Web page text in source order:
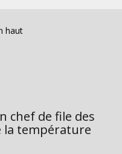
haut
chef de file des
la température